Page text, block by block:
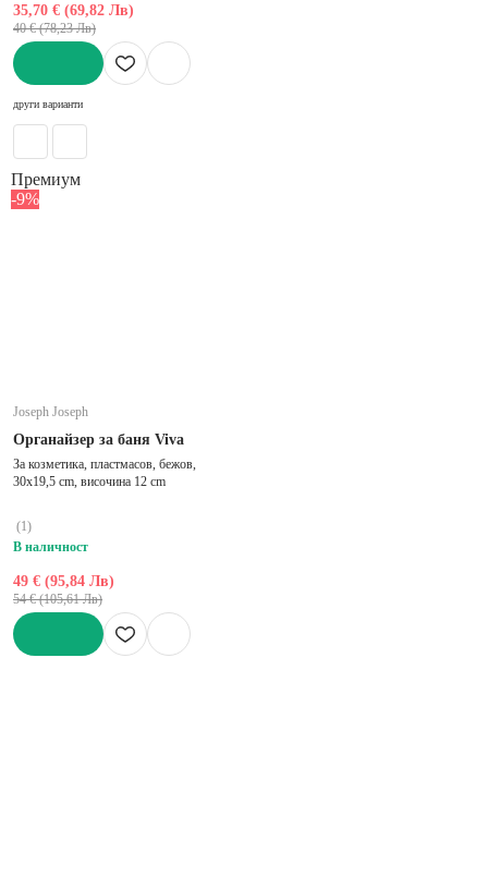
35,70 € (69,82 Лв)
40 € (78,23 Лв)
други варианти
Премиум
-9%
Joseph Joseph
Органайзер за баня Viva
За козметика, пластмасов, бежов,
30x19,5 cm, височина 12 cm
(1)
В наличност
49 € (95,84 Лв)
54 € (105,61 Лв)